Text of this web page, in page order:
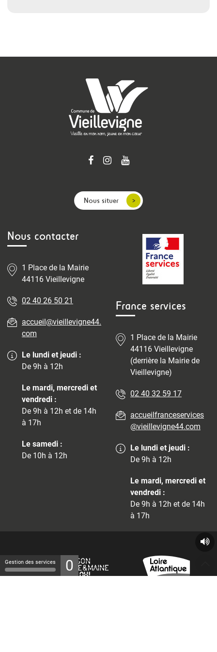
Nous situer
Nous contacter
1 Place de la Mairie
44116 Vieillevigne
02 40 26 50 21
accueil@vieillevigne44.
com
Le lundi et jeudi :
De 9h à 12h
Le mardi, mercredi et
vendredi :
De 9h à 12h et de 14h
à 17h
Le samedi :
De 10h à 12h
France services
1 Place de la Mairie
44116 Vieillevigne
(derrière la Mairie de
Vieillevigne)
02 40 32 59 17
accueilfranceservices
@vieillevigne44.com
Le lundi et jeudi :
De 9h à 12h
Le mardi, mercredi et
vendredi :
De 9h à 12h et de 14h
à 17h
Gestion des services 0